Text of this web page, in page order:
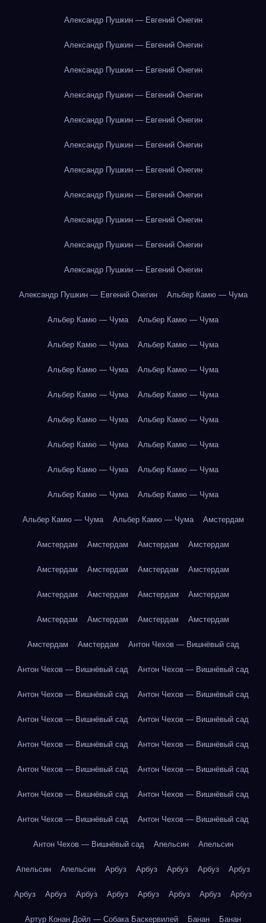
Александр Пушкин — Евгений Онегин
Александр Пушкин — Евгений Онегин
Александр Пушкин — Евгений Онегин
Александр Пушкин — Евгений Онегин
Александр Пушкин — Евгений Онегин
Александр Пушкин — Евгений Онегин
Александр Пушкин — Евгений Онегин
Александр Пушкин — Евгений Онегин
Александр Пушкин — Евгений Онегин
Александр Пушкин — Евгений Онегин
Александр Пушкин — Евгений Онегин
Александр Пушкин — Евгений Онегин Альбер Камю — Чума
Альбер Камю — Чума Альбер Камю — Чума
Альбер Камю — Чума Альбер Камю — Чума
Альбер Камю — Чума Альбер Камю — Чума
Альбер Камю — Чума Альбер Камю — Чума
Альбер Камю — Чума Альбер Камю — Чума
Альбер Камю — Чума Альбер Камю — Чума
Альбер Камю — Чума Альбер Камю — Чума
Альбер Камю — Чума Альбер Камю — Чума
Альбер Камю — Чума Альбер Камю — Чума Амстердам
Амстердам Амстердам Амстердам Амстердам
Амстердам Амстердам Амстердам Амстердам
Амстердам Амстердам Амстердам Амстердам
Амстердам Амстердам Амстердам Амстердам
Амстердам Амстердам Антон Чехов — Вишнёвый сад
Антон Чехов — Вишнёвый сад Антон Чехов — Вишнёвый сад
Антон Чехов — Вишнёвый сад Антон Чехов — Вишнёвый сад
Антон Чехов — Вишнёвый сад Антон Чехов — Вишнёвый сад
Антон Чехов — Вишнёвый сад Антон Чехов — Вишнёвый сад
Антон Чехов — Вишнёвый сад Антон Чехов — Вишнёвый сад
Антон Чехов — Вишнёвый сад Антон Чехов — Вишнёвый сад
Антон Чехов — Вишнёвый сад Антон Чехов — Вишнёвый сад
Антон Чехов — Вишнёвый сад Апельсин Апельсин
Апельсин Апельсин Арбуз Арбуз Арбуз Арбуз Арбуз
Арбуз Арбуз Арбуз Арбуз Арбуз Арбуз Арбуз Арбуз
Артур Конан Дойл — Собака Баскервилей Банан Банан